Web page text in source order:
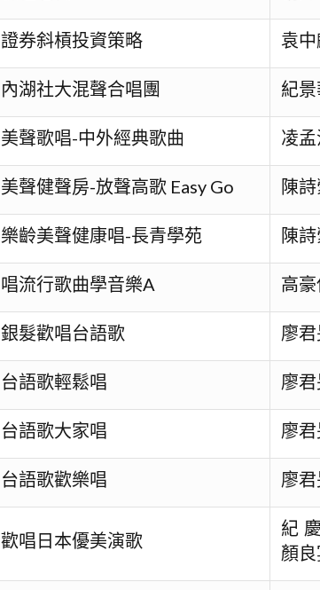
證券斜槓投資策略 袁
內湖社大混聲合唱團 紀景
美聲歌唱-中外經典歌曲 凌孟
美聲健聲房-放聲高歌 Easy Go 陳
樂齡美聲健康唱-長青學苑 陳
唱流行歌曲學音樂A 高
銀髮歡唱台語歌 廖君
台語歌輕鬆唱 廖君
台語歌大家唱 廖君
台語歌歡樂唱 廖君
歡唱日本優美演歌
紀
顏良